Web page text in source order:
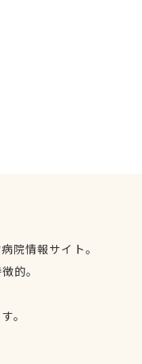
院情報サイト。
的。
。